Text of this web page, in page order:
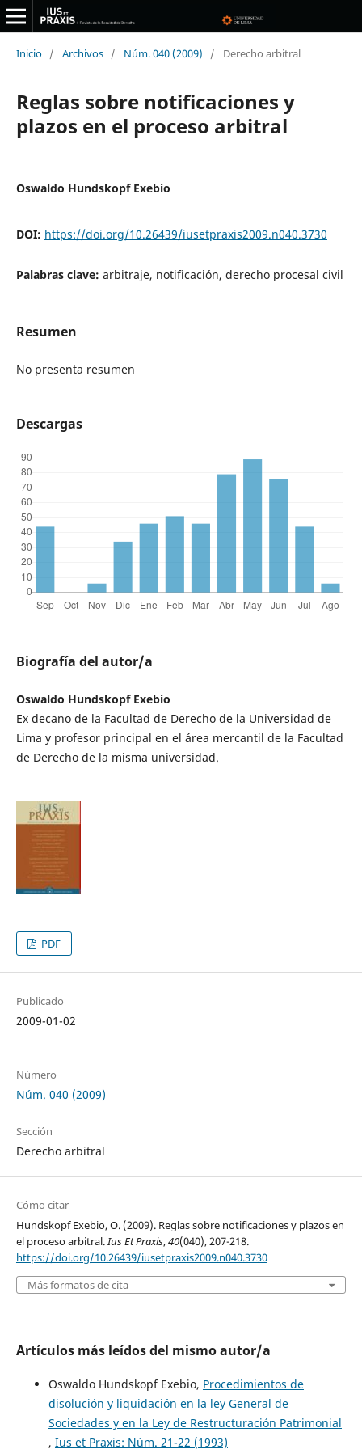
Inicio / Archivos / Núm. 040 (2009) / Derecho arbitral
Reglas sobre notificaciones y
plazos en el proceso arbitral
Oswaldo Hundskopf Exebio
DOI: https://doi.org/10.26439/iusetpraxis2009.n040.3730
Palabras clave: arbitraje, notificación, derecho procesal civil
Resumen
No presenta resumen
Descargas
Biografía del autor/a
Oswaldo Hundskopf Exebio
Ex decano de la Facultad de Derecho de la Universidad de
Lima y profesor principal en el área mercantil de la Facultad
de Derecho de la misma universidad.
PDF
Publicado
2009-01-02
Número
Núm. 040 (2009)
Sección
Derecho arbitral
Cómo citar
Hundskopf Exebio, O. (2009). Reglas sobre notificaciones y plazos en
el proceso arbitral.Ius Et Praxis,40(040), 207-218.
https://doi.org/10.26439/iusetpraxis2009.n040.3730
Más formatos de cita
Artículos más leídos del mismo autor/a
Oswaldo Hundskopf Exebio, Procedimientos de
disolución y liquidación en la ley General de
Sociedades y en la Ley de Restructuración Patrimonial
, Ius et Praxis: Núm. 21-22 (1993)